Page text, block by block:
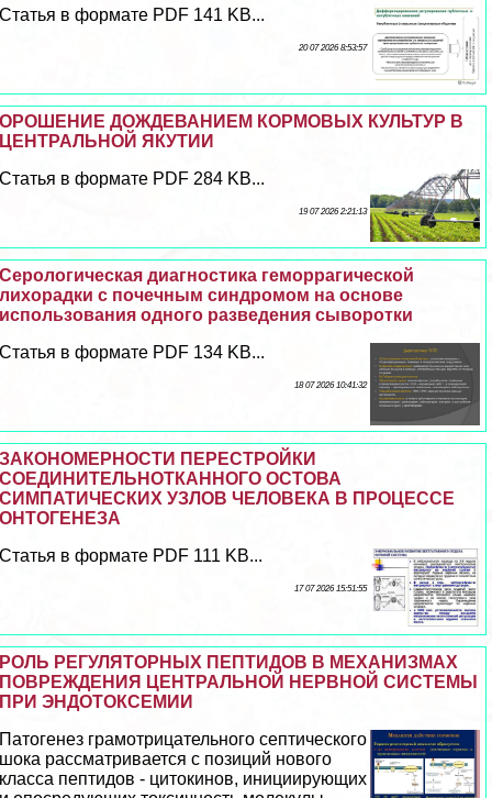
Статья в формате PDF 141 KB...
20 07 2026 8:53:57
ОРОШЕНИЕ ДОЖДЕВАНИЕМ КОРМОВЫХ КУЛЬТУР В
ЦЕНТРАЛЬНОЙ ЯКУТИИ
Статья в формате PDF 284 KB...
19 07 2026 2:21:13
Серологическая диагностика геморрагической
лихорадки с почечным синдромом на основе
использования одного разведения сыворотки
Статья в формате PDF 134 KB...
18 07 2026 10:41:32
ЗАКОНОМЕРНОСТИ ПЕРЕСТРОЙКИ
СОЕДИНИТЕЛЬНОТКАННОГО ОСТОВА
СИМПАТИЧЕСКИХ УЗЛОВ ЧЕЛОВЕКА В ПРОЦЕССЕ
ОНТОГЕНЕЗА
Статья в формате PDF 111 KB...
17 07 2026 15:51:55
РОЛЬ РЕГУЛЯТОРНЫХ ПЕПТИДОВ В МЕХАНИЗМАХ
ПОВРЕЖДЕНИЯ ЦЕНТРАЛЬНОЙ НЕРВНОЙ СИСТЕМЫ
ПРИ ЭНДОТОКСЕМИИ
Патогенез грамотрицательного септического
шока рассматривается с позиций нового
класса пептидов - цитокинов, инициирующих